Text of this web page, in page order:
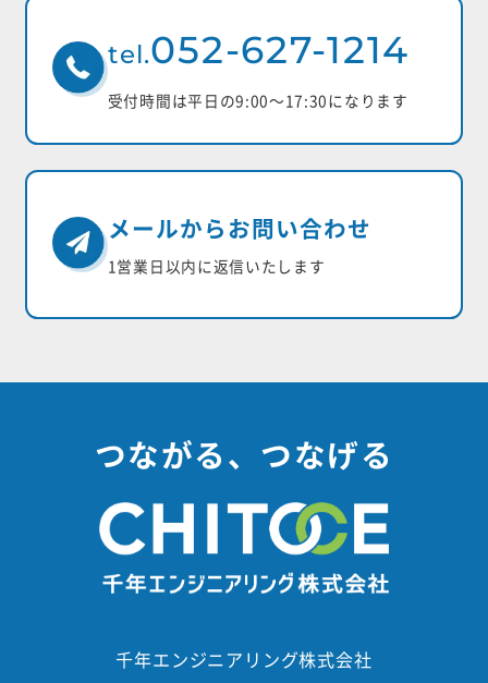
tel.052-627-1214
受付時間は平日の9:00〜17:30になります
メールからお問い合わせ
1営業日以内に返信いたします
つながる、つなげる
千年エンジニアリング株式会社